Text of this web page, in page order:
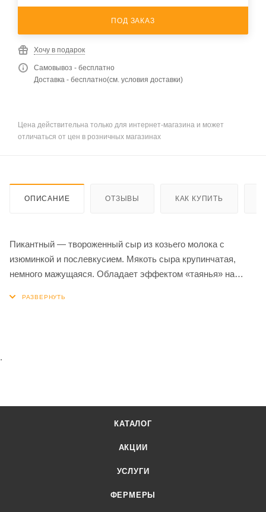
ПОД ЗАКАЗ
Хочу в подарок
Самовывоз - бесплатно
Доставка - бесплатно(см. условия доставки)
Цена действительна только для интернет-магазина и может
отличаться от цен в розничных магазинах
ОПИСАНИЕ ОТЗЫВЫ КАК КУПИТЬ
Пикантный — твороженный сыр из козьего молока с
изюминкой и послевкусием. Мякоть сыра крупинчатая,
немного мажущаяся. Обладает эффектом «таянья» на
.
КАТАЛОГ
АКЦИИ
УСЛУГИ
ФЕРМЕРЫ